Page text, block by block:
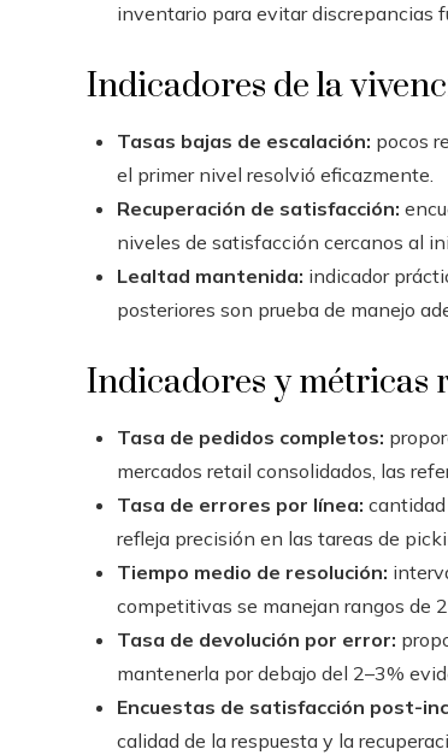
inventario para evitar discrepancias
Indicadores de la
Tasas bajas de escalación: pocos
el primer nivel resolvió eficazmente.
Recuperación de satisfacción:
niveles de satisfacción cercanos al
Lealtad mantenida: indicador
posteriores son prueba de manejo
Indicadores y métricas
Tasa de pedidos completos:
mercados retail consolidados, las
Tasa de errores por línea:
refleja precisión en las tareas de
Tiempo medio de resolución:
competitivas se manejan rangos de
Tasa de devolución por error:
mantenerla por debajo del 2–3%
Encuestas de satisfacción post-
calidad de la respuesta y la